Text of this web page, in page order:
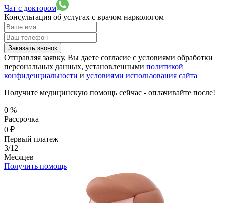
Чат с доктором
Консультация об услугах с врачом наркологом
Заказать звонок
Отправляя заявку, Вы даете согласие с условиями обработки
персональных данных, установленными политикой
конфиденциальности и условиями использования сайта
Получите медицинскую помощь сейчас - оплачивайте после!
0 %
Рассрочка
0 ₽
Первый платеж
3/12
Месяцев
Получить помощь